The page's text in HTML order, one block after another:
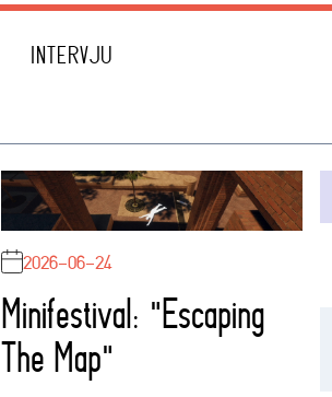
INTERVJU
2026-06-24
Minifestival: "Escaping
The Map"